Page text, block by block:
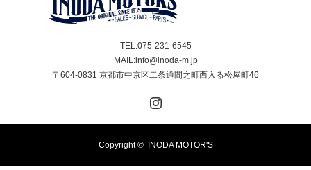
TEL:075-231-6545
MAIL:info@inoda-m.jp
〒604-0831 京都市中京区二条通間之町西入る松屋町46
Copyright © INODA MOTOR'S